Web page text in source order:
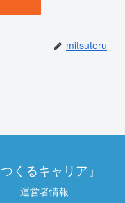
mitsuteru
くるキャリア』
運営者情報